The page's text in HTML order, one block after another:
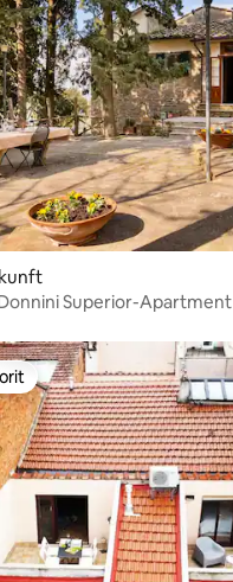
Superior-Apartment